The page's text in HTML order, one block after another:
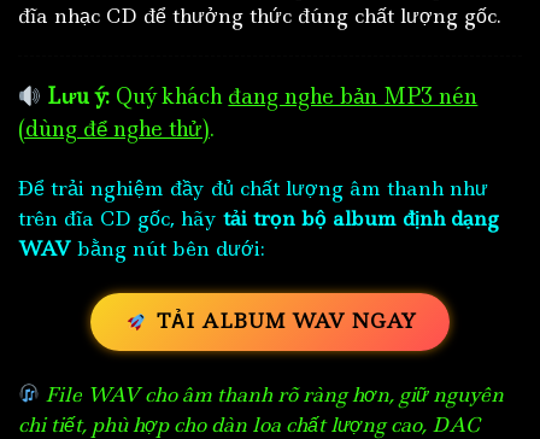
đĩa nhạc CD để thưởng thức đúng chất lượng gốc.
Lưu ý: Quý khách đang nghe bản MP3 nén
(dùng để nghe thử).
Để trải nghiệm đầy đủ chất lượng âm thanh như
trên đĩa CD gốc, hãy tải trọn bộ album định dạng
WAV bằng nút bên dưới:
TẢI ALBUM WAV NGAY
File WAV cho âm thanh rõ ràng hơn, giữ nguyên
chi tiết, phù hợp cho dàn loa chất lượng cao, DAC